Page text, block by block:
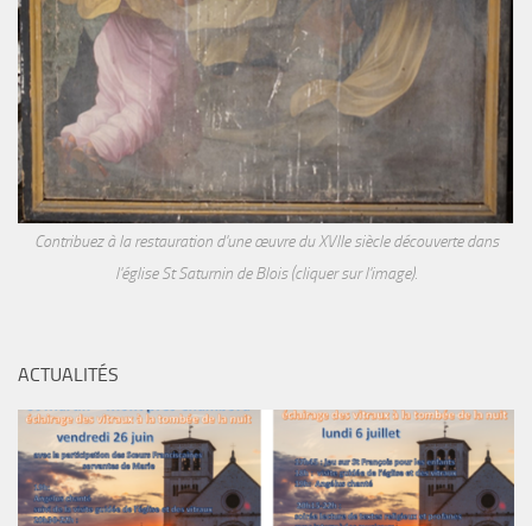
Contribuez à la restauration d'une œuvre du XVIIe siècle découverte dans
l'église St Saturnin de Blois (cliquer sur l'image).
ACTUALITÉS